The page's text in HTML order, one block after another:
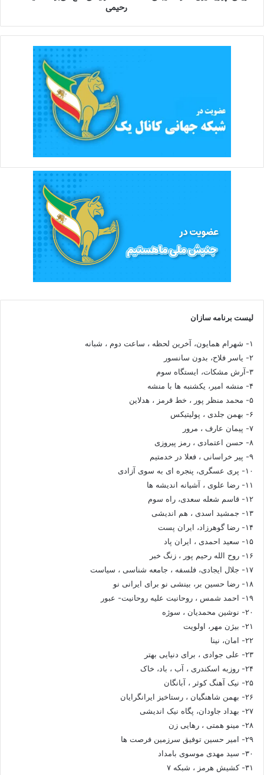
رحیمی
لیست برنامه سازان
۱- شهرام همایون، آخرین لحظه ، ساعت دوم ، شبانه
۲- یاسر فلاح، بدون سانسور
۳-آرش مشکات، ایستگاه سوم
۴- منشه امیر، یکشنبه ها با منشه
۵- محمد منظر پور ، خط قرمز ، هدلاین
۶- بهمن جلدی ، پولیتیکس
۷- پیمان عارف ، مرور
۸- حسن اعتمادی ، رمز پیروزی
۹- پیر خراسانی ، فعلا در خدمتیم
۱۰- پری عسگری، پنجره ای به سوی آزادی
۱۱- رضا علوی ، آشیانه اندیشه ها
۱۲- قاسم شعله سعدی، راه سوم
۱۳- جمشید اسدی ، هم اندیشی
۱۴- رضا گوهرزاد، ایران پست
۱۵- سعید احمدی ، ایران پاد
۱۶- روح الله رحیم پور ، زنگ خبر
۱۷- جلال ایجادی، فلسفه ، جامعه شناسی ، سیاست
۱۸- رضا حسین بر، بینشی نو برای ایرانی نو
۱۹- احمد شمس ، روحانیت علیه روحانیت- عبور
۲۰- نوشین محمدیان ، سوژه
۲۱- بیژن مهر، اولویت
۲۲- امان، نینا
۲۳- علی جوادی ، برای دنیایی بهتر
۲۴- روزبه اسکندری ، آب ، باد، خاک
۲۵- نیک آهنگ کوثر ، آبانگان
۲۶- بهمن شاهنگیان ، رستاخیز ایرانگرایان
۲۷- بهداد جاودان، پگاه نیک اندیشی
۲۸- مینو همتی ، رهایی زن
۲۹- امیر حسین توفیق سرزمین فرصت ها
۳۰- سید مهدی موسوی بامداد
۳۱- کشیش هرمز ، شبکه ۷